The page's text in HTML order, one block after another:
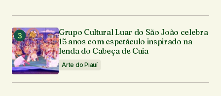
Grupo Cultural Luar do São João celebra
15 anos com espetáculo inspirado na
lenda do Cabeça de Cuia
Arte do Piauí